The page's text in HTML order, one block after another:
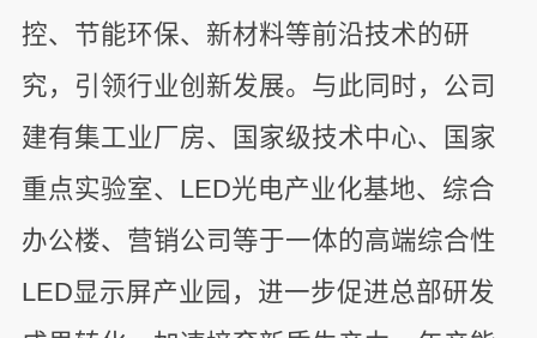
控、节能环保、新材料等前沿技术的研
究，引领行业创新发展。与此同时，公司
建有集工业厂房、国家级技术中心、国家
重点实验室、LED光电产业化基地、综合
办公楼、营销公司等于一体的高端综合性
LED显示屏产业园，进一步促进总部研发